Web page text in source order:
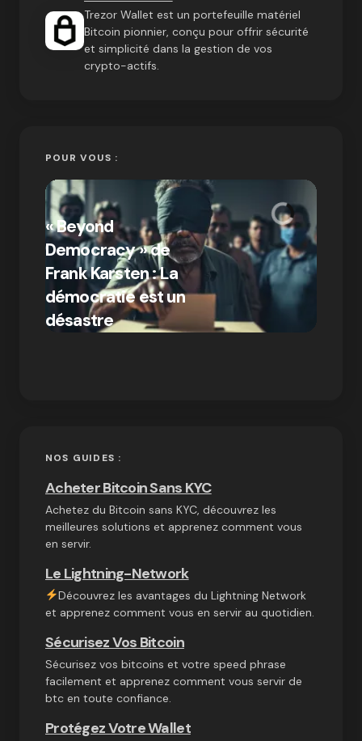
Trezor Wallet est un portefeuille matériel
Bitcoin pionnier, conçu pour offrir sécurité
et simplicité dans la gestion de vos
crypto-actifs.
POUR VOUS :
« Beyond
Democracy » de
Frank Karsten : La
démocratie est un
désastre
par Ines Aissani
on 03/10/2024
NOS GUIDES :
Acheter Bitcoin Sans KYC
Achetez du Bitcoin sans KYC, découvrez les
meilleures solutions et apprenez comment vous
en servir.
Le Lightning-Network
Découvrez les avantages du Lightning Network
et apprenez comment vous en servir au quotidien.
Sécurisez Vos Bitcoin
Sécurisez vos bitcoins et votre speed phrase
facilement et apprenez comment vous servir de
btc en toute confiance.
Protégez Votre Wallet